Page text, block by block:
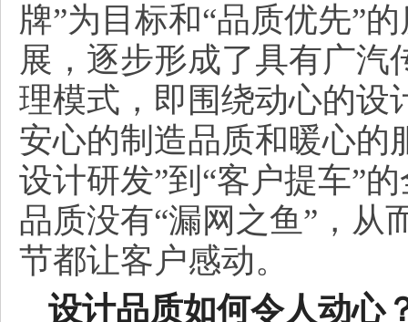
牌”为目标和“品质优先”
展，逐步形成了具有广汽
理模式，即围绕动心的设
安心的制造品质和暖心的
设计研发”到“客户提车”
品质没有“漏网之鱼”，从
节都让客户感动。
设计品质如何令人动心